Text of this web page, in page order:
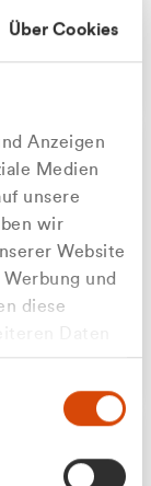
Über Cookies
Anzeigen
Medien
unsere
wir
Website
und
diese
haben oder